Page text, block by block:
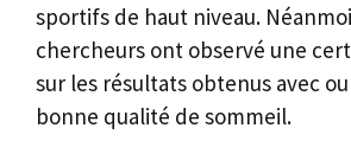
sportifs de haut niveau.
chercheurs ont observé une
sur les résultats obtenus avec
bonne qualité de sommeil.